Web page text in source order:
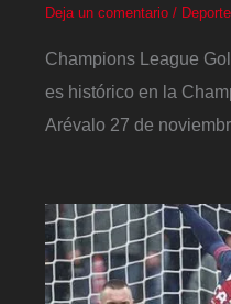
Deja un comentario /
Champions League
es histórico en la
Arévalo 27 de